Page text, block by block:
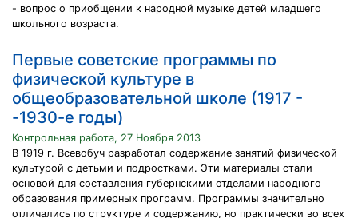
- вопрос о приобщении к народной музыке детей младшего
школьного возраста.
Первые советские программы по
физической культуре в
общеобразовательной школе (1917 -
-1930-е годы)
Контрольная работа, 27 Ноября 2013
В 1919 г. Всевобуч разработал содержание занятий физической
культурой с детьми и подростками. Эти материалы стали
основой для составления губернскими отделами народного
образования примерных программ. Программы значительно
отличались по структуре и содержанию, но практически во всех